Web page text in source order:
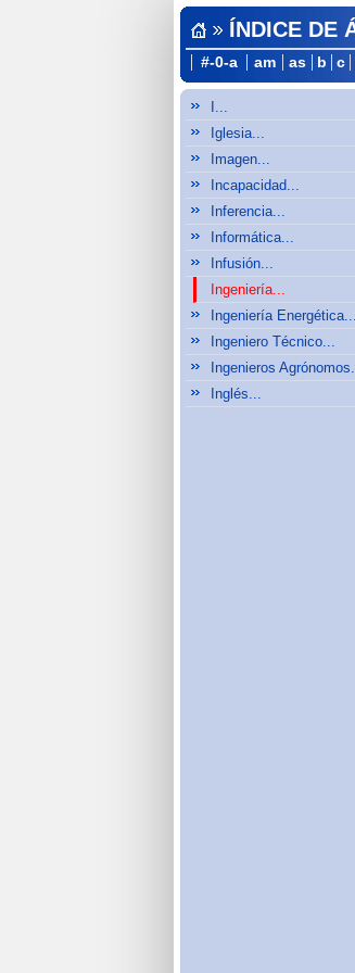
ÍNDICE DE
#-0-a am as b c
I...
Iglesia...
Imagen...
Incapacidad...
Inferencia...
Informática...
Infusión...
Ingeniería...
Ingeniería Energética...
Ingeniero Técnico...
Ingenieros
Inglés...